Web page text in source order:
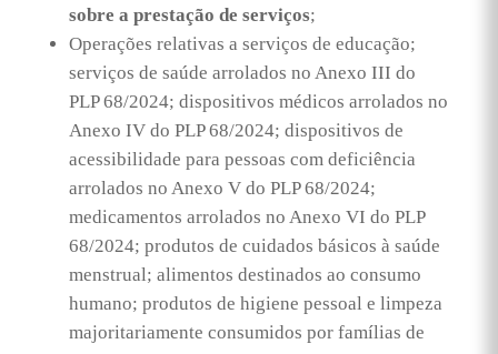
sobre a prestação de serviços;
Operações relativas a serviços de educação;
serviços de saúde arrolados no Anexo III do
PLP 68/2024; dispositivos médicos arrolados no
Anexo IV do PLP 68/2024; dispositivos de
acessibilidade para pessoas com deficiência
arrolados no Anexo V do PLP 68/2024;
medicamentos arrolados no Anexo VI do PLP
68/2024; produtos de cuidados básicos à saúde
menstrual; alimentos destinados ao consumo
humano; produtos de higiene pessoal e limpeza
majoritariamente consumidos por famílias de